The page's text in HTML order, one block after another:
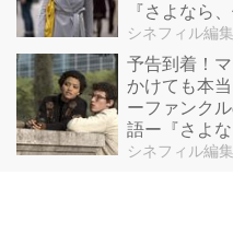
『さよなら
シネフィル編
予告到着！
かけても本
ーファンク
語ー『さよ
シネフィル編